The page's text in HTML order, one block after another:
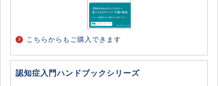
こちらからもご購入できます
認知症入門ハンドブックシリーズ